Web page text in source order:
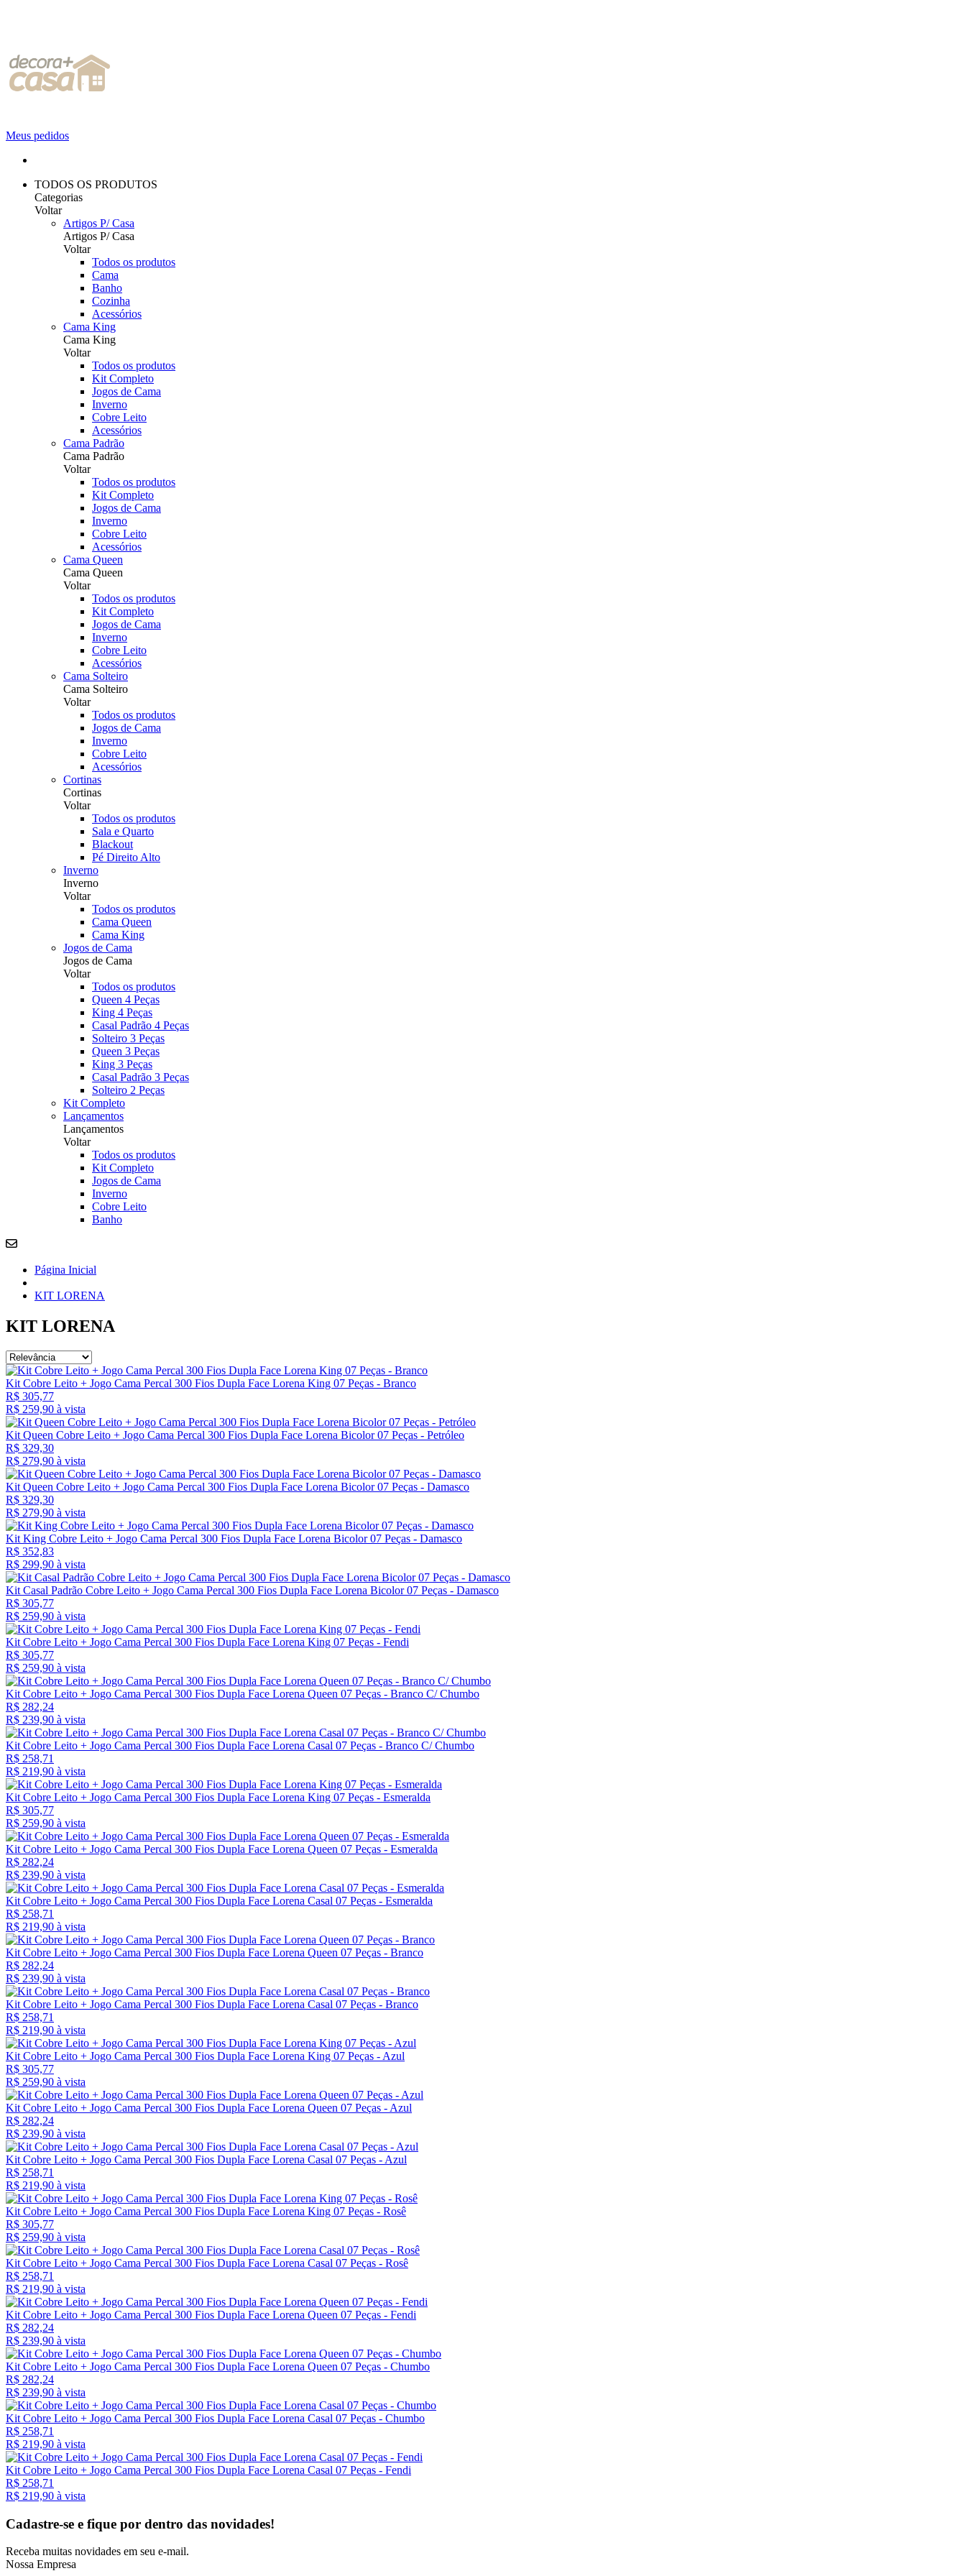
Meus pedidos
TODOS OS PRODUTOS
Categorias
Voltar
Artigos P/ Casa
Artigos P/ Casa
Voltar
Todos os produtos
Cama
Banho
Cozinha
Acessórios
Cama King
Cama King
Voltar
Todos os produtos
Kit Completo
Jogos de Cama
Inverno
Cobre Leito
Acessórios
Cama Padrão
Cama Padrão
Voltar
Todos os produtos
Kit Completo
Jogos de Cama
Inverno
Cobre Leito
Acessórios
Cama Queen
Cama Queen
Voltar
Todos os produtos
Kit Completo
Jogos de Cama
Inverno
Cobre Leito
Acessórios
Cama Solteiro
Cama Solteiro
Voltar
Todos os produtos
Jogos de Cama
Inverno
Cobre Leito
Acessórios
Cortinas
Cortinas
Voltar
Todos os produtos
Sala e Quarto
Blackout
Pé Direito Alto
Inverno
Inverno
Voltar
Todos os produtos
Cama Queen
Cama King
Jogos de Cama
Jogos de Cama
Voltar
Todos os produtos
Queen 4 Peças
King 4 Peças
Casal Padrão 4 Peças
Solteiro 3 Peças
Queen 3 Peças
King 3 Peças
Casal Padrão 3 Peças
Solteiro 2 Peças
Kit Completo
Lançamentos
Lançamentos
Voltar
Todos os produtos
Kit Completo
Jogos de Cama
Inverno
Cobre Leito
Banho
Página Inicial
KIT LORENA
KIT LORENA
Kit Cobre Leito + Jogo Cama Percal 300 Fios Dupla Face Lorena King 07 Peças - Branco
R$ 305,77
R$ 259,90 à vista
Kit Queen Cobre Leito + Jogo Cama Percal 300 Fios Dupla Face Lorena Bicolor 07 Peças - Petróleo
R$ 329,30
R$ 279,90 à vista
Kit Queen Cobre Leito + Jogo Cama Percal 300 Fios Dupla Face Lorena Bicolor 07 Peças - Damasco
R$ 329,30
R$ 279,90 à vista
Kit King Cobre Leito + Jogo Cama Percal 300 Fios Dupla Face Lorena Bicolor 07 Peças - Damasco
R$ 352,83
R$ 299,90 à vista
Kit Casal Padrão Cobre Leito + Jogo Cama Percal 300 Fios Dupla Face Lorena Bicolor 07 Peças - Damasco
R$ 305,77
R$ 259,90 à vista
Kit Cobre Leito + Jogo Cama Percal 300 Fios Dupla Face Lorena King 07 Peças - Fendi
R$ 305,77
R$ 259,90 à vista
Kit Cobre Leito + Jogo Cama Percal 300 Fios Dupla Face Lorena Queen 07 Peças - Branco C/ Chumbo
R$ 282,24
R$ 239,90 à vista
Kit Cobre Leito + Jogo Cama Percal 300 Fios Dupla Face Lorena Casal 07 Peças - Branco C/ Chumbo
R$ 258,71
R$ 219,90 à vista
Kit Cobre Leito + Jogo Cama Percal 300 Fios Dupla Face Lorena King 07 Peças - Esmeralda
R$ 305,77
R$ 259,90 à vista
Kit Cobre Leito + Jogo Cama Percal 300 Fios Dupla Face Lorena Queen 07 Peças - Esmeralda
R$ 282,24
R$ 239,90 à vista
Kit Cobre Leito + Jogo Cama Percal 300 Fios Dupla Face Lorena Casal 07 Peças - Esmeralda
R$ 258,71
R$ 219,90 à vista
Kit Cobre Leito + Jogo Cama Percal 300 Fios Dupla Face Lorena Queen 07 Peças - Branco
R$ 282,24
R$ 239,90 à vista
Kit Cobre Leito + Jogo Cama Percal 300 Fios Dupla Face Lorena Casal 07 Peças - Branco
R$ 258,71
R$ 219,90 à vista
Kit Cobre Leito + Jogo Cama Percal 300 Fios Dupla Face Lorena King 07 Peças - Azul
R$ 305,77
R$ 259,90 à vista
Kit Cobre Leito + Jogo Cama Percal 300 Fios Dupla Face Lorena Queen 07 Peças - Azul
R$ 282,24
R$ 239,90 à vista
Kit Cobre Leito + Jogo Cama Percal 300 Fios Dupla Face Lorena Casal 07 Peças - Azul
R$ 258,71
R$ 219,90 à vista
Kit Cobre Leito + Jogo Cama Percal 300 Fios Dupla Face Lorena King 07 Peças - Rosê
R$ 305,77
R$ 259,90 à vista
Kit Cobre Leito + Jogo Cama Percal 300 Fios Dupla Face Lorena Casal 07 Peças - Rosê
R$ 258,71
R$ 219,90 à vista
Kit Cobre Leito + Jogo Cama Percal 300 Fios Dupla Face Lorena Queen 07 Peças - Fendi
R$ 282,24
R$ 239,90 à vista
Kit Cobre Leito + Jogo Cama Percal 300 Fios Dupla Face Lorena Queen 07 Peças - Chumbo
R$ 282,24
R$ 239,90 à vista
Kit Cobre Leito + Jogo Cama Percal 300 Fios Dupla Face Lorena Casal 07 Peças - Chumbo
R$ 258,71
R$ 219,90 à vista
Kit Cobre Leito + Jogo Cama Percal 300 Fios Dupla Face Lorena Casal 07 Peças - Fendi
R$ 258,71
R$ 219,90 à vista
Cadastre-se e fique por dentro das novidades!
Receba muitas novidades em seu e-mail.
Nossa Empresa